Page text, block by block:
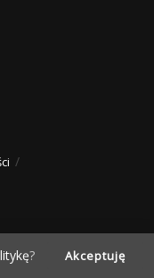
? Akceptuję